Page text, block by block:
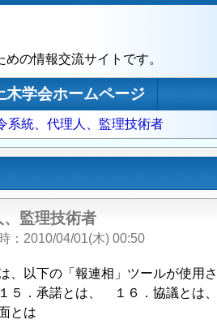
の情報交流サイトです。
木学会ホームページ
系統、代理人、監理技術者
監理技術者
2010/04/01(木) 00:50
、以下の「報連相」ツールが使用
５．承諾とは、 １６．協議
とは